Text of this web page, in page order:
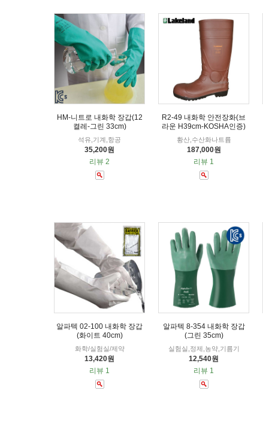
HM-니트로 내화학 장갑(12
켤레-그린 33cm)
석유,기계,항공
35,200원
리뷰 2
R2-49 내화학 안전장화(브
라운 H39cm-KOSHA인증)
황산,수산화나트륨
187,000원
리뷰 1
알파텍 02-100 내화학 장갑
(화이트 40cm)
화학/실험실/제약
13,420원
리뷰 1
알파텍 8-354 내화학 장갑
(그린 35cm)
실험실,정제,농약,기름기
12,540원
리뷰 1